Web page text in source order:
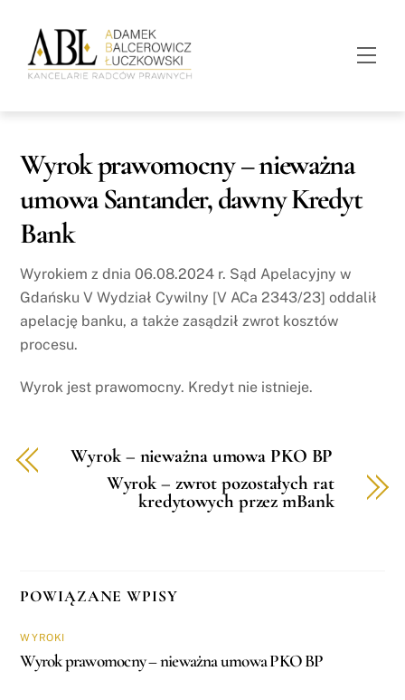
content
Wyrok prawomocny – nieważna
umowa Santander, dawny Kredyt
Bank
Wyrokiem z dnia 06.08.2024 r. Sąd Apelacyjny w
Gdańsku V Wydział Cywilny [V ACa 2343/23] oddalił
apelację banku, a także zasądził zwrot kosztów
procesu.
Wyrok jest prawomocny. Kredyt nie istnieje.
Wyrok – nieważna umowa PKO BP
Wyrok – zwrot pozostałych rat
kredytowych przez mBank
POWIĄZANE WPISY
WYROKI
Wyrok prawomocny – nieważna umowa PKO BP